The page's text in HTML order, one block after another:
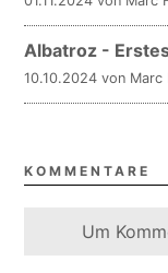
Albatroz -
10.10.2024 von Marc
KOMMENTARE
Um